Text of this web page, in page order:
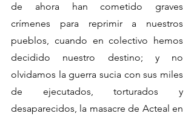
de ahora han cometido graves
crímenes para reprimir a nuestros
pueblos, cuando en colectivo hemos
decidido nuestro destino; y no
olvidamos la guerra sucia con sus miles
de ejecutados, torturados y
desaparecidos, la masacre de Acteal en